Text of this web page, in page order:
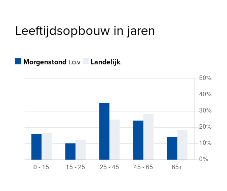
Leeftijdsopbouw in jaren
Morgenstond t.o.v Landelijk.